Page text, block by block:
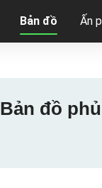
Bản đồ Ấn
Bản đồ